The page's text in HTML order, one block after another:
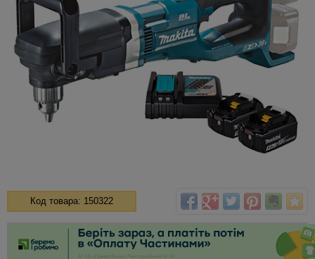
Код товара: 150322